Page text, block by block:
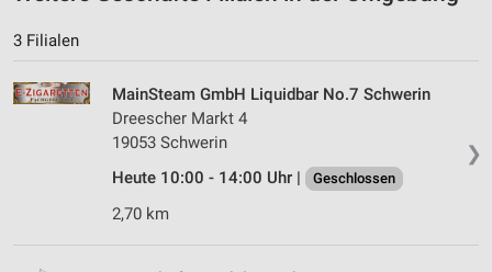
3 Filialen
❯
MainSteam GmbH Liquidbar No.7 Schwerin
Dreescher Markt 4
19053 Schwerin
Heute 10:00 - 14:00 Uhr |
Geschlossen
2,70 km